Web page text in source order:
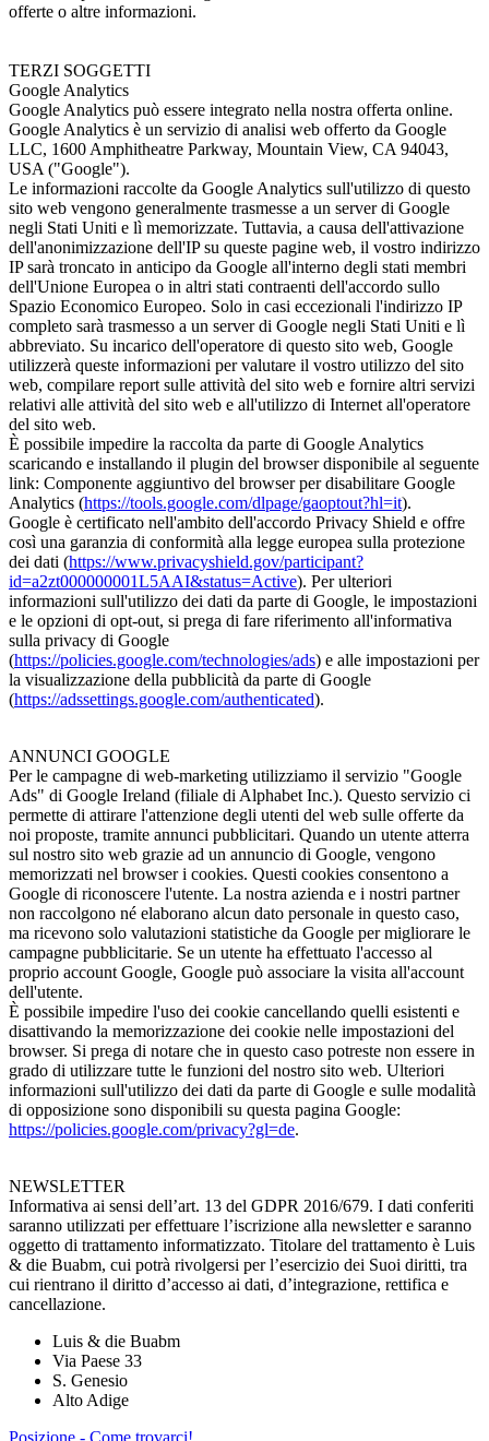
offerte o altre informazioni.
TERZI SOGGETTI
Google Analytics
Google Analytics può essere integrato nella nostra offerta online.
Google Analytics è un servizio di analisi web offerto da Google
LLC, 1600 Amphitheatre Parkway, Mountain View, CA 94043,
USA ("Google").
Le informazioni raccolte da Google Analytics sull'utilizzo di questo
sito web vengono generalmente trasmesse a un server di Google
negli Stati Uniti e lì memorizzate. Tuttavia, a causa dell'attivazione
dell'anonimizzazione dell'IP su queste pagine web, il vostro indirizzo
IP sarà troncato in anticipo da Google all'interno degli stati membri
dell'Unione Europea o in altri stati contraenti dell'accordo sullo
Spazio Economico Europeo. Solo in casi eccezionali l'indirizzo IP
completo sarà trasmesso a un server di Google negli Stati Uniti e lì
abbreviato. Su incarico dell'operatore di questo sito web, Google
utilizzerà queste informazioni per valutare il vostro utilizzo del sito
web, compilare report sulle attività del sito web e fornire altri servizi
relativi alle attività del sito web e all'utilizzo di Internet all'operatore
del sito web.
È possibile impedire la raccolta da parte di Google Analytics
scaricando e installando il plugin del browser disponibile al seguente
link: Componente aggiuntivo del browser per disabilitare Google
Analytics (https://tools.google.com/dlpage/gaoptout?hl=it).
Google è certificato nell'ambito dell'accordo Privacy Shield e offre
così una garanzia di conformità alla legge europea sulla protezione
dei dati (https://www.privacyshield.gov/participant?
id=a2zt000000001L5AAI&status=Active). Per ulteriori
informazioni sull'utilizzo dei dati da parte di Google, le impostazioni
e le opzioni di opt-out, si prega di fare riferimento all'informativa
sulla privacy di Google
(https://policies.google.com/technologies/ads) e alle impostazioni per
la visualizzazione della pubblicità da parte di Google
(https://adssettings.google.com/authenticated).
ANNUNCI GOOGLE
Per le campagne di web-marketing utilizziamo il servizio "Google
Ads" di Google Ireland (filiale di Alphabet Inc.). Questo servizio ci
permette di attirare l'attenzione degli utenti del web sulle offerte da
noi proposte, tramite annunci pubblicitari. Quando un utente atterra
sul nostro sito web grazie ad un annuncio di Google, vengono
memorizzati nel browser i cookies. Questi cookies consentono a
Google di riconoscere l'utente. La nostra azienda e i nostri partner
non raccolgono né elaborano alcun dato personale in questo caso,
ma ricevono solo valutazioni statistiche da Google per migliorare le
campagne pubblicitarie. Se un utente ha effettuato l'accesso al
proprio account Google, Google può associare la visita all'account
dell'utente.
È possibile impedire l'uso dei cookie cancellando quelli esistenti e
disattivando la memorizzazione dei cookie nelle impostazioni del
browser. Si prega di notare che in questo caso potreste non essere in
grado di utilizzare tutte le funzioni del nostro sito web. Ulteriori
informazioni sull'utilizzo dei dati da parte di Google e sulle modalità
di opposizione sono disponibili su questa pagina Google:
https://policies.google.com/privacy?gl=de.
NEWSLETTER
Informativa ai sensi dell’art. 13 del GDPR 2016/679. I dati conferiti
saranno utilizzati per effettuare l’iscrizione alla newsletter e saranno
oggetto di trattamento informatizzato. Titolare del trattamento è Luis
& die Buabm, cui potrà rivolgersi per l’esercizio dei Suoi diritti, tra
cui rientrano il diritto d’accesso ai dati, d’integrazione, rettifica e
cancellazione.
Luis & die Buabm
Via Paese 33
S. Genesio
Alto Adige
Posizione - Come trovarci!